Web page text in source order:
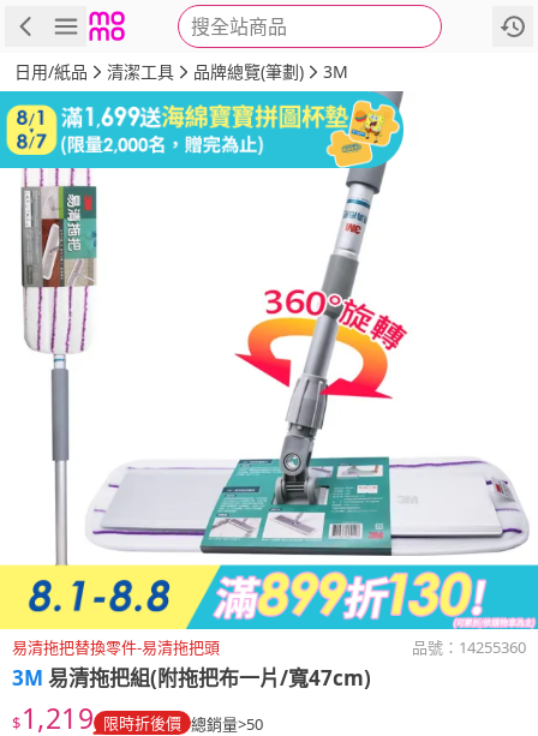
搜全站商品
商品 評價 詳情
日用/紙品 清潔工具 品牌總覽(筆劃) 3M
易清拖把替換零件-易清拖把頭 品號： 14255360
3M 易清拖把組(附拖把布一片/寬47cm)
$1,219 限時折後價 總銷量>50